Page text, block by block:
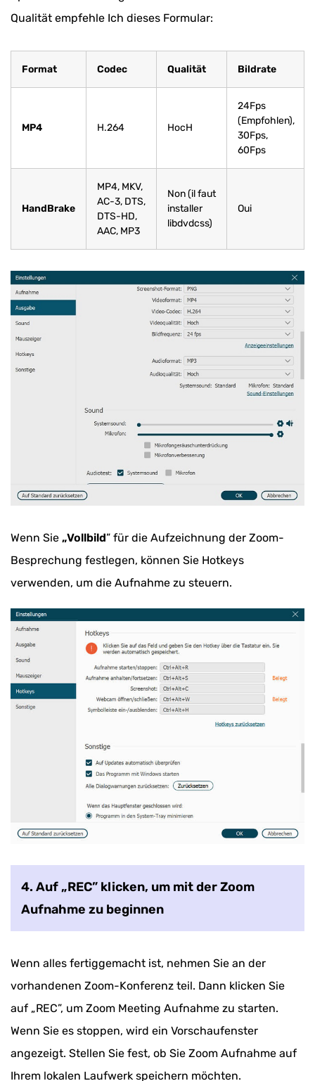
Qualität empfehle Ich dieses Formular:
Format Codec Qualität Bildrate
MP4 H.264 HocH
24Fps
(Empfohlen),
30Fps,
60Fps
HandBrake
MP4, MKV,
AC-3, DTS,
DTS-HD,
AAC, MP3
Non (il faut
installer
libdvdcss)
Oui
Wenn Sie „Vollbild” für die Aufzeichnung der Zoom-
Besprechung festlegen, können Sie Hotkeys
verwenden, um die Aufnahme zu steuern.
4. Auf „REC” klicken, um mit der Zoom
Aufnahme zu beginnen
Wenn alles fertiggemacht ist, nehmen Sie an der
vorhandenen Zoom-Konferenz teil. Dann klicken Sie
auf „REC”, um Zoom Meeting Aufnahme zu starten.
Wenn Sie es stoppen, wird ein Vorschaufenster
angezeigt. Stellen Sie fest, ob Sie Zoom Aufnahme auf
Ihrem lokalen Laufwerk speichern möchten.